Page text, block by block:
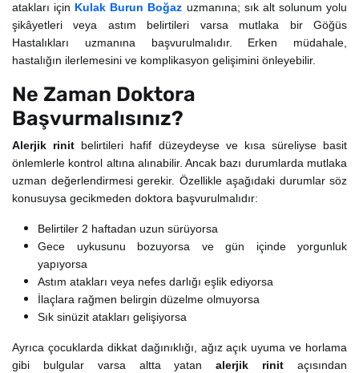
atakları için Kulak Burun Boğaz uzmanına; sık alt solunum yolu
şikâyetleri veya astım belirtileri varsa mutlaka bir Göğüs
Hastalıkları uzmanına başvurulmalıdır. Erken müdahale,
hastalığın ilerlemesini ve komplikasyon gelişimini önleyebilir.
Ne Zaman Doktora
Başvurmalısınız?
Alerjik rinit belirtileri hafif düzeydeyse ve kısa süreliyse basit
önlemlerle kontrol altına alınabilir. Ancak bazı durumlarda mutlaka
uzman değerlendirmesi gerekir. Özellikle aşağıdaki durumlar söz
konusuysa gecikmeden doktora başvurulmalıdır:
Belirtiler 2 haftadan uzun sürüyorsa
Gece uykusunu bozuyorsa ve gün içinde yorgunluk
yapıyorsa
Astım atakları veya nefes darlığı eşlik ediyorsa
İlaçlara rağmen belirgin düzelme olmuyorsa
Sık sinüzit atakları gelişiyorsa
Ayrıca çocuklarda dikkat dağınıklığı, ağız açık uyuma ve horlama
gibi bulgular varsa altta yatanalerjik rinit açısından